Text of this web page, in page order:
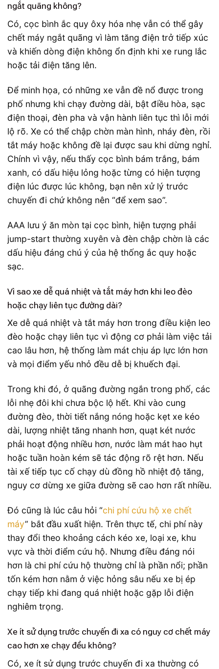
ngắt quãng không?
Có, cọc bình ắc quy ôxy hóa nhẹ vẫn có thể gây
chết máy ngắt quãng vì làm tăng điện trở tiếp xúc
và khiến dòng điện không ổn định khi xe rung lắc
hoặc tải điện tăng lên.
Để minh họa, có những xe vẫn đề nổ được trong
phố nhưng khi chạy đường dài, bật điều hòa, sạc
điện thoại, đèn pha và vận hành liên tục thì lỗi mới
lộ rõ. Xe có thể chập chờn màn hình, nháy đèn, rồi
tắt máy hoặc không đề lại được sau khi dừng nghỉ.
Chính vì vậy, nếu thấy cọc bình bám trắng, bám
xanh, có dấu hiệu lỏng hoặc từng có hiện tượng
điện lúc được lúc không, bạn nên xử lý trước
chuyến đi chứ không nên “để xem sao”.
AAA lưu ý ăn mòn tại cọc bình, hiện tượng phải
jump-start thường xuyên và đèn chập chờn là các
dấu hiệu đáng chú ý của hệ thống ắc quy hoặc
sạc.
Vì sao xe dễ quá nhiệt và tắt máy hơn khi leo đèo
hoặc chạy liên tục đường dài?
Xe dễ quá nhiệt và tắt máy hơn trong điều kiện leo
đèo hoặc chạy liên tục vì động cơ phải làm việc tải
cao lâu hơn, hệ thống làm mát chịu áp lực lớn hơn
và mọi điểm yếu nhỏ đều dễ bị khuếch đại.
Trong khi đó, ở quãng đường ngắn trong phố, các
lỗi nhẹ đôi khi chưa bộc lộ hết. Khi vào cung
đường đèo, thời tiết nắng nóng hoặc kẹt xe kéo
dài, lượng nhiệt tăng nhanh hơn, quạt két nước
phải hoạt động nhiều hơn, nước làm mát hao hụt
hoặc tuần hoàn kém sẽ tác động rõ rệt hơn. Nếu
tài xế tiếp tục cố chạy dù đồng hồ nhiệt độ tăng,
nguy cơ dừng xe giữa đường sẽ cao hơn rất nhiều.
Đó cũng là lúc câu hỏi “chi phí cứu hộ xe chết
máy” bắt đầu xuất hiện. Trên thực tế, chi phí này
thay đổi theo khoảng cách kéo xe, loại xe, khu
vực và thời điểm cứu hộ. Nhưng điều đáng nói
hơn là chi phí cứu hộ thường chỉ là phần nổi; phần
tốn kém hơn nằm ở việc hỏng sâu nếu xe bị ép
chạy tiếp khi đang quá nhiệt hoặc gặp lỗi điện
nghiêm trọng.
Xe ít sử dụng trước chuyến đi xa có nguy cơ chết máy
cao hơn xe chạy đều không?
Có, xe ít sử dụng trước chuyến đi xa thường có